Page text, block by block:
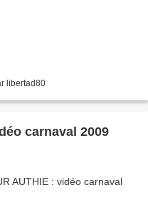
libertad80
carnaval 2009